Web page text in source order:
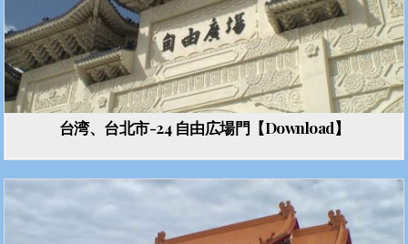
台湾、台北市-24 自由広場門【Download】